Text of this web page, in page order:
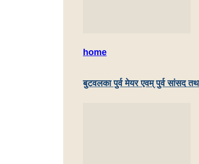
home
बुटवलका पुर्व मेयर एवम् पुर्व सांसद